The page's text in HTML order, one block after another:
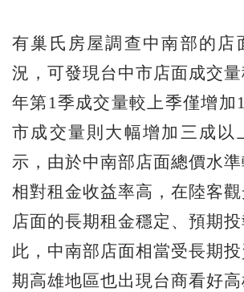
有巢氏房屋調查中南部的店
況，可發現台中市店面成交
年第1季成交量較上季僅增加
市成交量則大幅增加三成以
示，由於中南部店面總價水準
相對租金收益率高，在陸客觀
店面的長期租金穩定、預期
此，中南部店面相當受長期
期高雄地區也出現台商看好